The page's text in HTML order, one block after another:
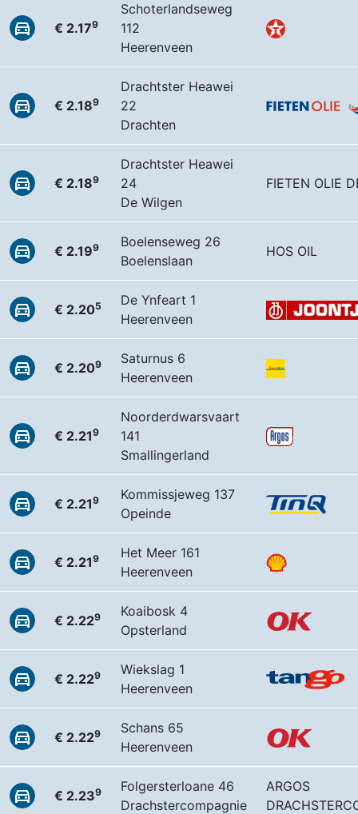
€ 2.179
Schoterlandseweg
112
Heerenveen
€ 2.189
Drachtster Heawei
22
Drachten
€ 2.189
Drachtster Heawei
24
De Wilgen
FIETEN OLIE
€ 2.199
Boelenseweg 26
Boelenslaan
HOS OIL
€ 2.205
De Ynfeart 1
Heerenveen
€ 2.209
Saturnus 6
Heerenveen
€ 2.219
Noorderdwarsvaart
141
Smallingerland
€ 2.219
Kommissjeweg 137
Opeinde
€ 2.219
Het Meer 161
Heerenveen
€ 2.229
Koaibosk 4
Opsterland
€ 2.229
Wiekslag 1
Heerenveen
€ 2.229
Schans 65
Heerenveen
€ 2.239
Folgersterloane 46
Drachstercompagnie
ARGOS